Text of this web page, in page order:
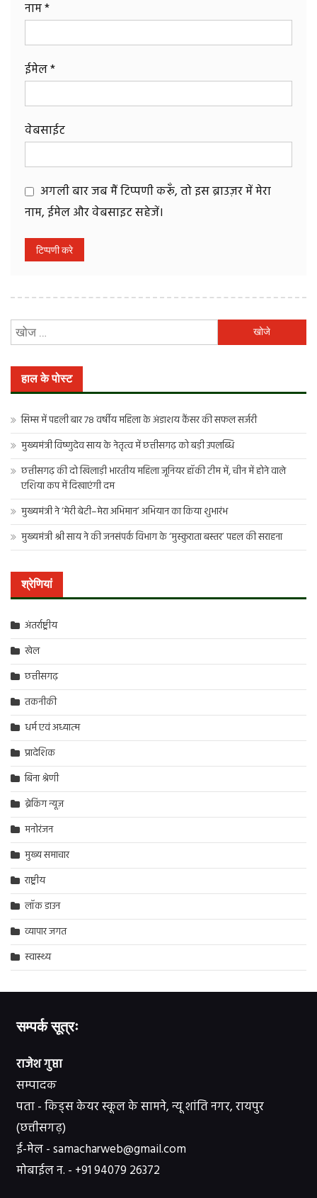
नाम*
ईमेल*
वेबसाईट
अगली बार जब मैं टिप्पणी करूँ, तो इस ब्राउज़र में मेरा
नाम, ईमेल और वेबसाइट सहेजें।
को
हाल के पोस्ट
सिम्स में पहली बार 78 वर्षीय महिला के अंडाशय कैंसर की सफल सर्जरी
मुख्यमंत्री विष्णुदेव साय के नेतृत्व में छत्तीसगढ़ को बड़ी उपलब्धि
छत्तीसगढ़ की दो खिलाड़ी भारतीय महिला जूनियर हॉकी टीम में, चीन में होने वाले
एशिया कप में दिखाएंगी दम
मुख्यमंत्री ने ‘मेरी बेटी–मेरा अभिमान’ अभियान का किया शुभारंभ
मुख्यमंत्री श्री साय ने की जनसंपर्क विभाग के ‘मुस्कुराता बस्तर’ पहल की सराहना
श्रेणियां
अंतर्राष्ट्रीय
खेल
छत्तीसगढ़
तकनीकी
धर्म एवं अध्यात्म
प्रादेशिक
बिना श्रेणी
ब्रेकिंग न्यूज़
मनोरंजन
मुख्य समाचार
राष्ट्रीय
लॉक डाउन
व्यापार जगत
स्वास्थ्य
सम्पर्क सूत्रः
राजेश गुप्ता
सम्पादक
पता - किड्स केयर स्कूल के सामने, न्यू शांति नगर, रायपुर
(छत्तीसगढ़)
ई-मेल - samacharweb@gmail.com
मोबाईल न. - +91 94079 26372